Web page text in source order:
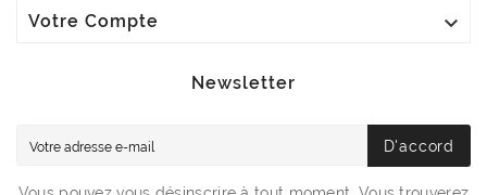
Votre Compte 
Newsletter
D'accord